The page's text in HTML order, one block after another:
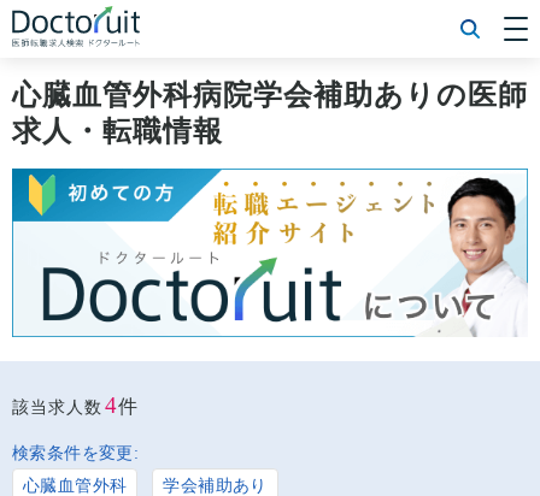
[常勤] 科目から探す
[常勤] 特徴から探す
[非常勤] エリアから探す
[非常勤] 科目から探す
Doctoruit医師転職特集
Doctoruitについて
運営者情報
プライバシーポリシー
心臓血管外科病院学会補助ありの医師
求人・転職情報
該当求人数 4件
検索条件を変更:
心臓血管外科
学会補助あり